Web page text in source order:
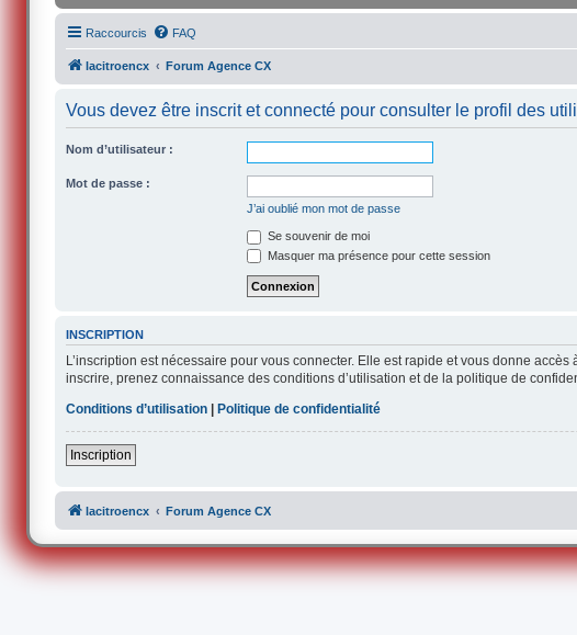
Raccourcis FAQ
lacitroencx Forum Agence CX
Vous devez être inscrit et connecté pour consulter le profil des
Nom d’utilisateur :
Mot de passe :
J’ai oublié mon mot de passe
Se souvenir de moi
Masquer ma présence pour cette session
INSCRIPTION
L’inscription est nécessaire pour vous connecter. Elle est rapide et vous donne
inscrire, prenez connaissance des conditions d’utilisation et de la politique de
Conditions d’utilisation |Politique de confidentialité
Inscription
lacitroencx Forum Agence CX